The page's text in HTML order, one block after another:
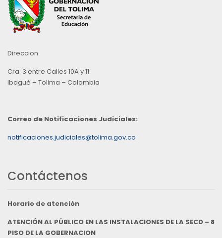
Direccion
Cra. 3 entre Calles 10A y 11
Ibagué – Tolima – Colombia
Correo de Notificaciones Judiciales:
notificaciones.judiciales@tolima.gov.co
Contáctenos
Horario de atención
ATENCIÓN AL PÚBLICO EN LAS INSTALACIONES DE LA SECD – 8
PISO DE LA GOBERNACION